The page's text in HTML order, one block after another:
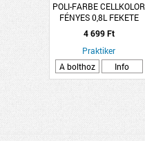
POLI-FARBE CELLKOLOR
FÉNYES 0,8L FEKETE
4 699 Ft
Praktiker
A bolthoz
Info